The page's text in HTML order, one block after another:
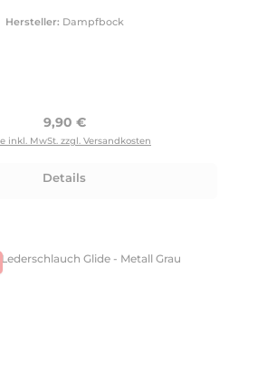
Hersteller: Dampfbock
Regulärer Preis:
9,90 €
inkl. MwSt. zzgl. Versandkosten
Details